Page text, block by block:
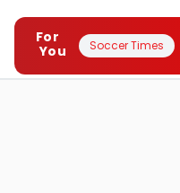
For
You
Soccer Times